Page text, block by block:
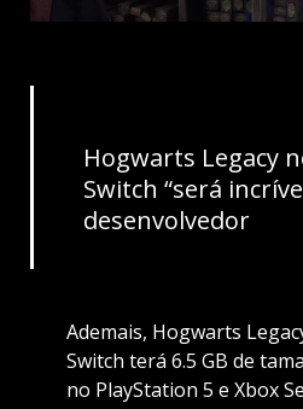
Hogwarts Legacy
Switch “será
desenvolvedor
Ademais, Hogwarts
Switch terá 6.5 GB de
no PlayStation 5 e Xbox